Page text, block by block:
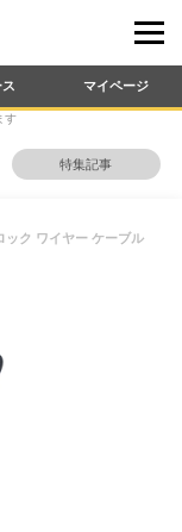
マイページ
す
特集記事
ック ワイヤー ケーブル